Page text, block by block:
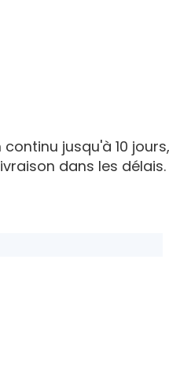
jusqu'à 10 jours,
dans les délais.